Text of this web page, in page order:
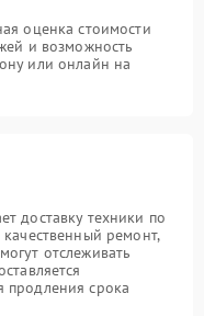
оценка стоимости
и возможность
или онлайн на
доставку техники по
ремонт,
отслеживать
продления срока